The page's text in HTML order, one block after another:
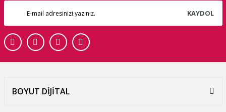
KAYDOL
BOYUT DİJİTAL